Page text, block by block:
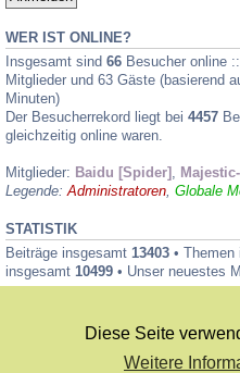
Diese Seite
Weitere
WER IST ONLINE?
Insgesamt sind 66 Besucher online
Mitglieder und 63 Gäste (basierend
Minuten)
Der Besucherrekord liegt bei 4457
gleichzeitig online waren.
Mitglieder: Baidu [Spider] ,
Legende:Administratoren, Globale
STATISTIK
Beiträge insgesamt 13403 •
insgesamt 10499 • Unser neuestes